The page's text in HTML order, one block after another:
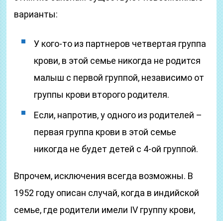
варианты:
У кого-то из партнеров четвертая группа
крови, в этой семье никогда не родится
малыш с первой группой, независимо от
группы крови второго родителя.
Если, напротив, у одного из родителей –
первая группа крови в этой семье
никогда не будет детей с 4-ой группой.
Впрочем, исключения всегда возможны. В
1952 году описан случай, когда в индийской
семье, где родители имели IV группу крови,